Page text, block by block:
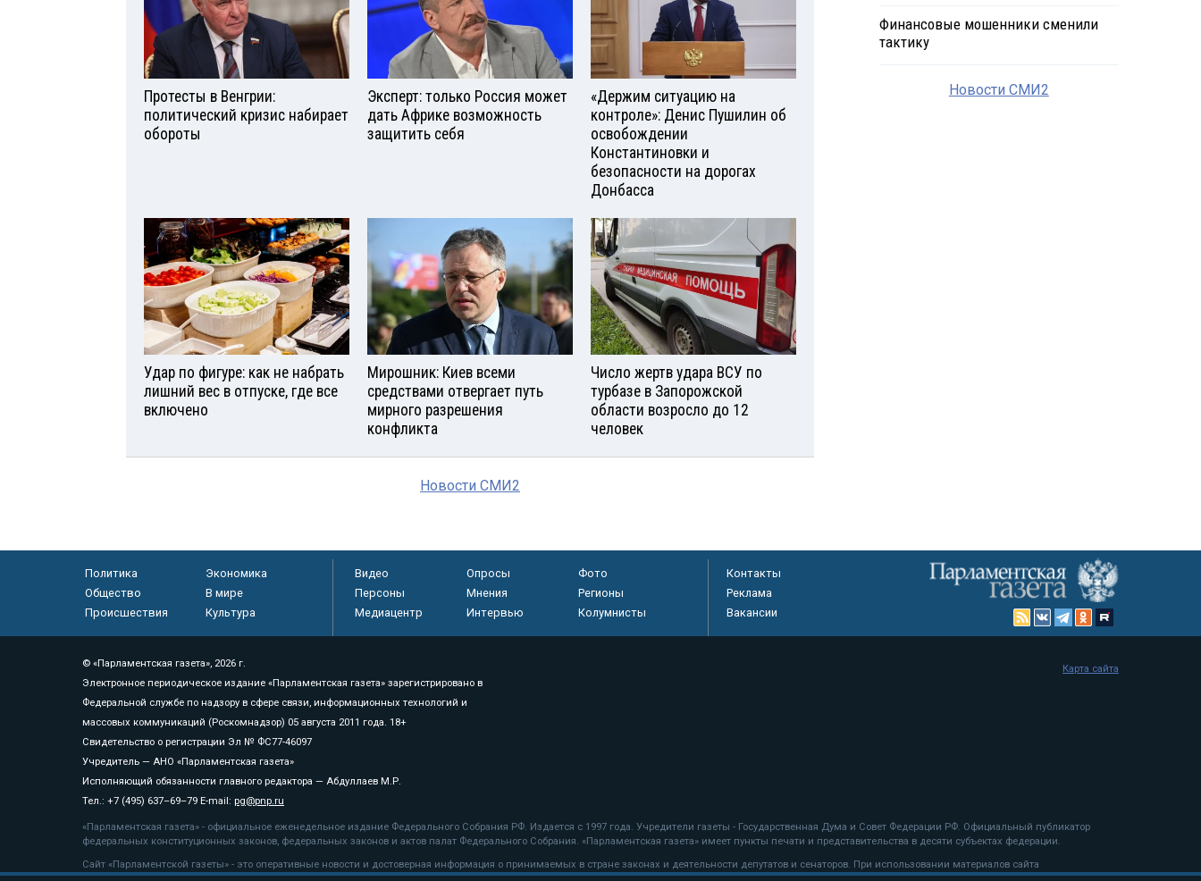
Протесты в Венгрии:
политический кризис набирает
обороты
Эксперт: только Россия может
дать Африке возможность
защитить себя
«Держим ситуацию на
контроле»: Денис Пушилин об
освобождении
Константиновки и
безопасности на дорогах
Донбасса
Удар по фигуре: как не набрать
лишний вес в отпуске, где все
включено
Мирошник: Киев всеми
средствами отвергает путь
мирного разрешения
конфликта
Число жертв удара ВСУ по
турбазе в Запорожской
области возросло до 12
человек
Новости СМИ2
Финансовые мошенники сменили
тактику
Новости СМИ2
Политика
Экономика
Общество
В мире
Происшествия
Культура
Видео Опросы
Фото
Персоны
Мнения
Регионы
Медиацентр
Интервью Колумнисты
Контакты
Реклама
Вакансии
© «Парламентская газета», 2026 г.
Электронное периодическое издание «Парламентская газета» зарегистрировано в
Федеральной службе по надзору в сфере связи, информационных технологий и
массовых коммуникаций (Роскомнадзор) 05 августа 2011 года. 18+
Свидетельство о регистрации Эл № ФС77-46097
Учредитель — АНО «Парламентская газета»
Исполняющий обязанности главного редактора — Абдуллаев М.Р.
Тел.: +7 (495) 637–69–79 E-mail: pg@pnp.ru
«Парламентская газета» - официальное еженедельное издание Федерального Собрания РФ. Издается с 1997 года. Учредители газеты - Государственная Дума и Совет Федерации РФ. Официальный публикатор
федеральных конституционных законов, федеральных законов и актов палат Федерального Собрания. «Парламентская газета» имеет пункты печати и представительства в десяти субъектах федерации.
Сайт «Парламентской газеты» - это оперативные новости и достоверная информация о принимаемых в стране законах и деятельности депутатов и сенаторов. При использовании материалов сайта
«Парламентской газеты» активная ссылка на pnp.ru обязательна.
Карта сайта